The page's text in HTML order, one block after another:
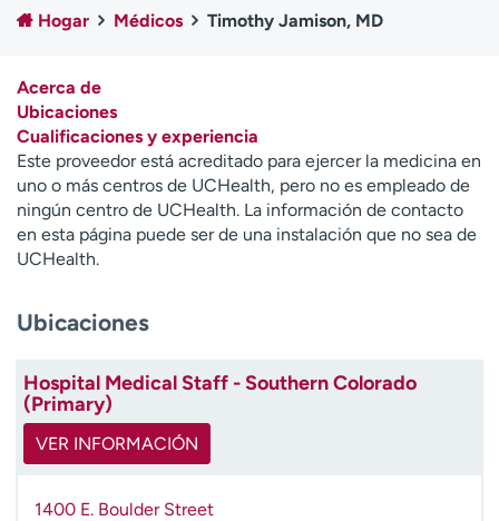
Atención a medios de
comunicación
Contáctenos Noticias e historias
A
y
ú
d
m
e
n
o
Hogar Médicos Timothy Jamison, MD
Acerca de
Ubicaciones
Cualificaciones y experiencia
Este proveedor está acreditado para ejercer la medicina en
uno o más centros de UCHealth, pero no es empleado de
ningún centro de UCHealth. La información de contacto
en esta página puede ser de una instalación que no sea de
UCHealth.
Ubicaciones
Hospital Medical Staff - Southern Colorado
(Primary)
VER INFORMACIÓN
1400 E. Boulder Street